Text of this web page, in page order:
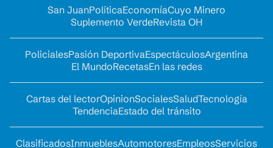
San JuanPolíticaEconomíaCuyo Minero
Suplemento VerdeRevista OH
PolicialesPasión DeportivaEspectáculosArgentina
El MundoRecetasEn las redes
Cartas del lectorOpinionSocialesSaludTecnología
TendenciaEstado del tránsito
ClasificadosInmueblesAutomotoresEmpleosServicios